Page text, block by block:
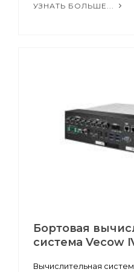
УЗНАТЬ БОЛЬШЕ...
Бортовая
система Vecow
Вычислительная